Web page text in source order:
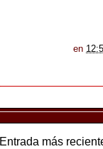
en
Entrada más